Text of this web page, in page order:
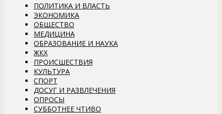
ПОЛИТИКА И ВЛАСТЬ
ЭКОНОМИКА
ОБЩЕСТВО
МЕДИЦИНА
ОБРАЗОВАНИЕ И НАУКА
ЖКХ
ПРОИСШЕСТВИЯ
КУЛЬТУРА
СПОРТ
ДОСУГ И РАЗВЛЕЧЕНИЯ
ОПРОСЫ
СУББОТНЕЕ ЧТИВО